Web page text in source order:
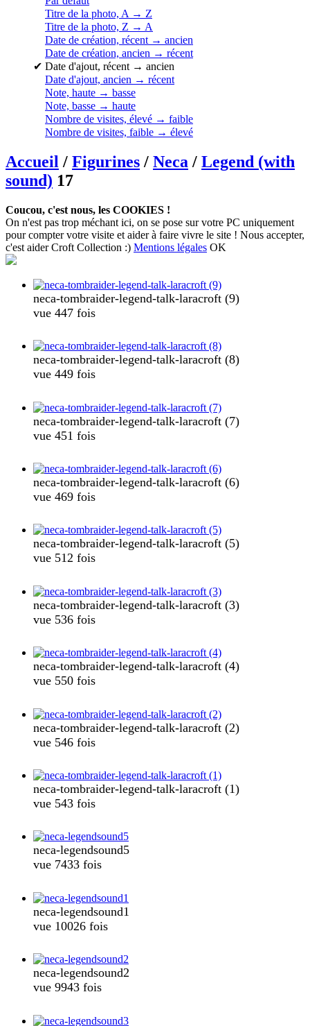
Titre de la photo, A → Z
Titre de la photo, Z → A
Date de création, récent → ancien
Date de création, ancien → récent
✔ Date d'ajout, récent → ancien
Date d'ajout, ancien → récent
Note, haute → basse
Note, basse → haute
Nombre de visites, élevé → faible
Nombre de visites, faible → élevé
Accueil / Figurines / Neca / Legend (with
sound) 17
Coucou, c'est nous, les COOKIES !
On n'est pas trop méchant ici, on se pose sur votre PC uniquement
pour compter votre visite et aider à faire vivre le site ! Nous accepter,
c'est aider Croft Collection :) Mentions légales OK
neca-tombraider-legend-talk-laracroft (9)
vue 447 fois
neca-tombraider-legend-talk-laracroft (8)
vue 449 fois
neca-tombraider-legend-talk-laracroft (7)
vue 451 fois
neca-tombraider-legend-talk-laracroft (6)
vue 469 fois
neca-tombraider-legend-talk-laracroft (5)
vue 512 fois
neca-tombraider-legend-talk-laracroft (3)
vue 536 fois
neca-tombraider-legend-talk-laracroft (4)
vue 550 fois
neca-tombraider-legend-talk-laracroft (2)
vue 546 fois
neca-tombraider-legend-talk-laracroft (1)
vue 543 fois
neca-legendsound5
vue 7433 fois
neca-legendsound1
vue 10026 fois
neca-legendsound2
vue 9943 fois